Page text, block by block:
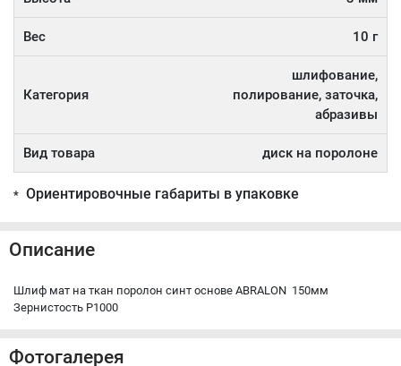
Вес 10 г
Категория
шлифование,
полирование, заточка,
абразивы
Вид товара диск на поролоне
* Ориентировочные габариты в упаковке
Описание
Шлиф мат на ткан поролон синт основе ABRALON 150мм
Зернистость P1000
Фотогалерея